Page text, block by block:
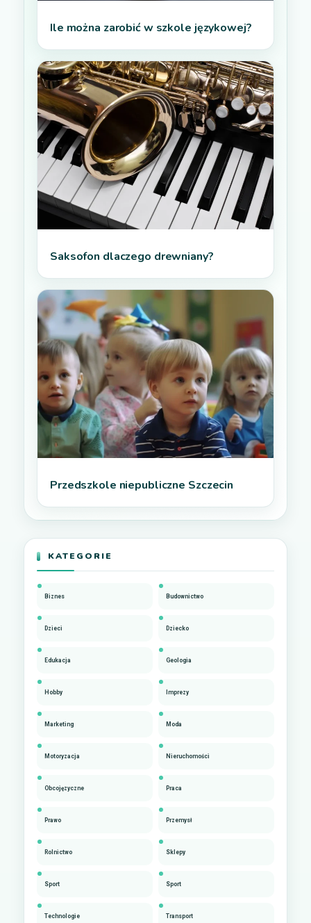
Ile można zarobić w szkole językowej?
Saksofon dlaczego drewniany?
Przedszkole niepubliczne Szczecin
KATEGORIE
Biznes Budownictwo
Dzieci Dziecko
Edukacja Geologia
Hobby Imprezy
Marketing Moda
Motoryzacja Nieruchomości
Obcojęzyczne Praca
Prawo Przemysł
Rolnictwo Sklepy
Sport Sport
Technologie Transport